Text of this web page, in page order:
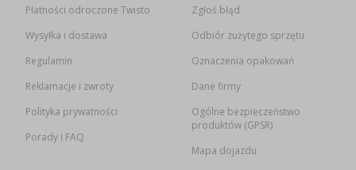
Płatności odroczone Twisto
Wysyłka i dostawa
Regulamin
Reklamacje i zwroty
Polityka prywatności
Porady i FAQ
Zgłoś błąd
Odbiór zużytego sprzętu
Oznaczenia opakowań
Dane firmy
Ogólne bezpieczeństwo
produktów (GPSR)
Mapa dojazdu